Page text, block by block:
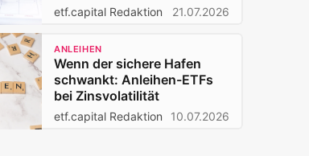
etf.capital Redaktion 21.07.2026
ANLEIHEN
Wenn der sichere Hafen
schwankt: Anleihen-ETFs
bei Zinsvolatilität
etf.capital Redaktion 10.07.2026